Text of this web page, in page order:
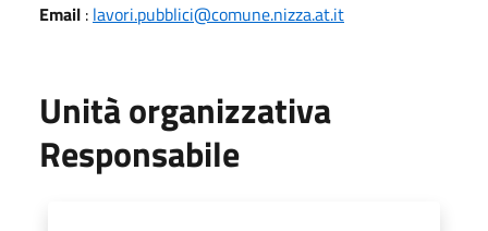
Email : lavori.pubblici@comune.nizza.at.it
Unità organizzativa
Responsabile